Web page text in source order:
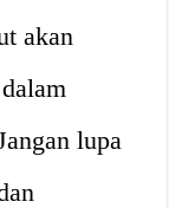
akan
lupa